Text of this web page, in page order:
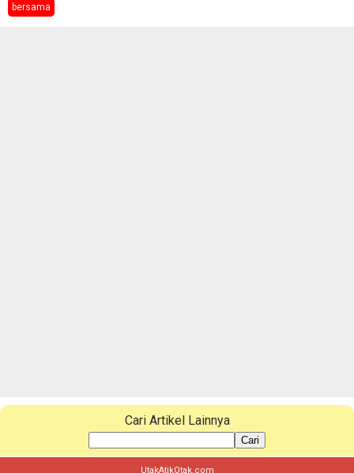
bersama
Cari Artikel Lainnya
Cari
UtakAtikOtak.com